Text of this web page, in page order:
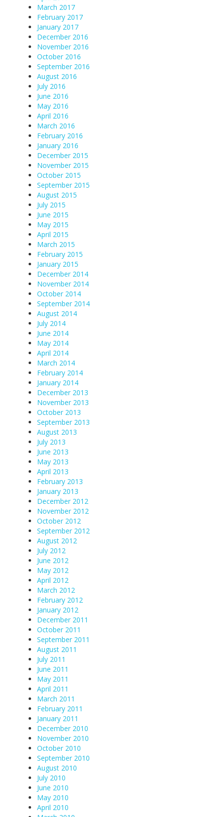
March 2017
February 2017
January 2017
December 2016
November 2016
October 2016
September 2016
August 2016
July 2016
June 2016
May 2016
April 2016
March 2016
February 2016
January 2016
December 2015
November 2015
October 2015
September 2015
August 2015
July 2015
June 2015
May 2015
April 2015
March 2015
February 2015
January 2015
December 2014
November 2014
October 2014
September 2014
August 2014
July 2014
June 2014
May 2014
April 2014
March 2014
February 2014
January 2014
December 2013
November 2013
October 2013
September 2013
August 2013
July 2013
June 2013
May 2013
April 2013
February 2013
January 2013
December 2012
November 2012
October 2012
September 2012
August 2012
July 2012
June 2012
May 2012
April 2012
March 2012
February 2012
January 2012
December 2011
October 2011
September 2011
August 2011
July 2011
June 2011
May 2011
April 2011
March 2011
February 2011
January 2011
December 2010
November 2010
October 2010
September 2010
August 2010
July 2010
June 2010
May 2010
April 2010